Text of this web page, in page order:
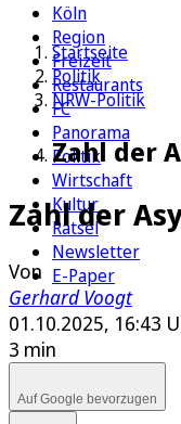
Köln
Region
Freizeit
Restaurants
FC
Panorama
Politik
Wirtschaft
Kultur
Rätsel
Newsletter
E-Paper
Startseite
Politik
NRW-Politik
Zahl der
Zahl der
Von
Gerhard Voogt
01.10.2025, 16:43
3 min
Auf Google bevorzugen